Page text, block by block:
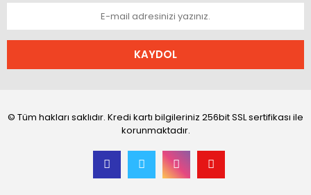
KAYDOL
© Tüm hakları saklıdır. Kredi kartı bilgileriniz 256bit SSL sertifikası ile
korunmaktadır.